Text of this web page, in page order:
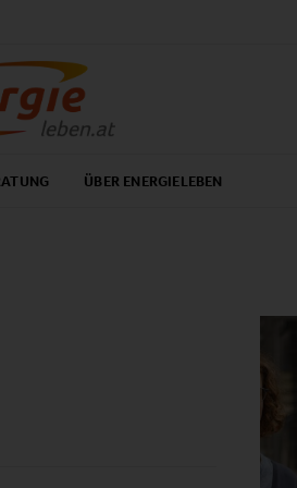
ÜBER ENERGIELEBEN